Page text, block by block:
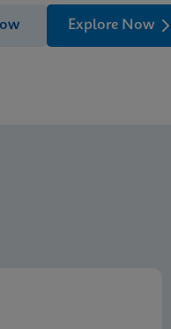
Explore Now